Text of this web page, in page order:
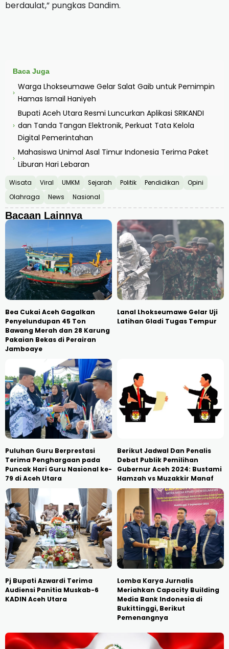
berdaulat,” pungkas Dandim.
Baca Juga
›
Warga Lhokseumawe Gelar Salat Gaib untuk Pemimpin
Hamas Ismail Haniyeh
›
Bupati Aceh Utara Resmi Luncurkan Aplikasi SRIKANDI
dan Tanda Tangan Elektronik, Perkuat Tata Kelola
Digital Pemerintahan
›
Mahasiswa Unimal Asal Timur Indonesia Terima Paket
Liburan Hari Lebaran
Wisata Viral UMKM Sejarah Politik Pendidikan
Opini
Olahraga
News Nasional
Bacaan Lainnya
Bea Cukai Aceh Gagalkan
Penyelundupan 45 Ton
Bawang Merah dan 28 Karung
Pakaian Bekas di Perairan
Jamboaye
Lanal Lhokseumawe Gelar Uji
Latihan Gladi Tugas Tempur
Puluhan Guru Berprestasi
Terima Penghargaan pada
Puncak Hari Guru Nasional ke-
79 di Aceh Utara
Berikut Jadwal Dan Penalis
Debat Publik Pemilihan
Gubernur Aceh 2024: Bustami
Hamzah vs Muzakkir Manaf
Pj Bupati Azwardi Terima
Audiensi Panitia Muskab-6
KADIN Aceh Utara
Lomba Karya Jurnalis
Meriahkan Capacity Building
Media Bank Indonesia di
Bukittinggi, Berikut
Pemenangnya